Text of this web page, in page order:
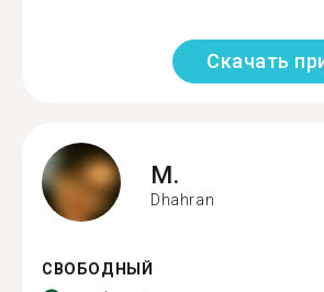
Скачать
M.
Dhahran
СВОБОДНЫЙ